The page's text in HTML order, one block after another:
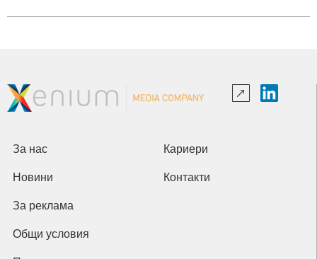
За нас Кариери
Новини Контакти
За реклама
Общи условия